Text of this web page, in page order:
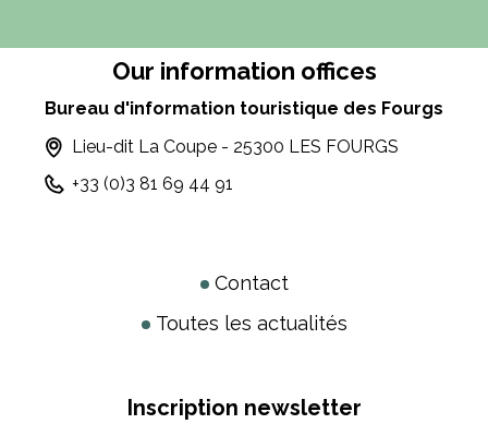
Our information offices
Bureau d'information touristique des Fourgs
Lieu-dit La Coupe - 25300 LES FOURGS
+33 (0)3 81 69 44 91
Contact
Toutes les actualités
Inscription newsletter